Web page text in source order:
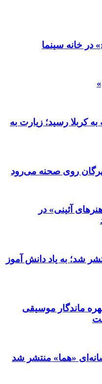
در خانه سینما
کربلا رسید؛ زیارت به
روی صحنه می‌رود
آئینی» در
شد؛ به یاد دانش آموز
ماندگار موسیقی
«هما» منتشر شد